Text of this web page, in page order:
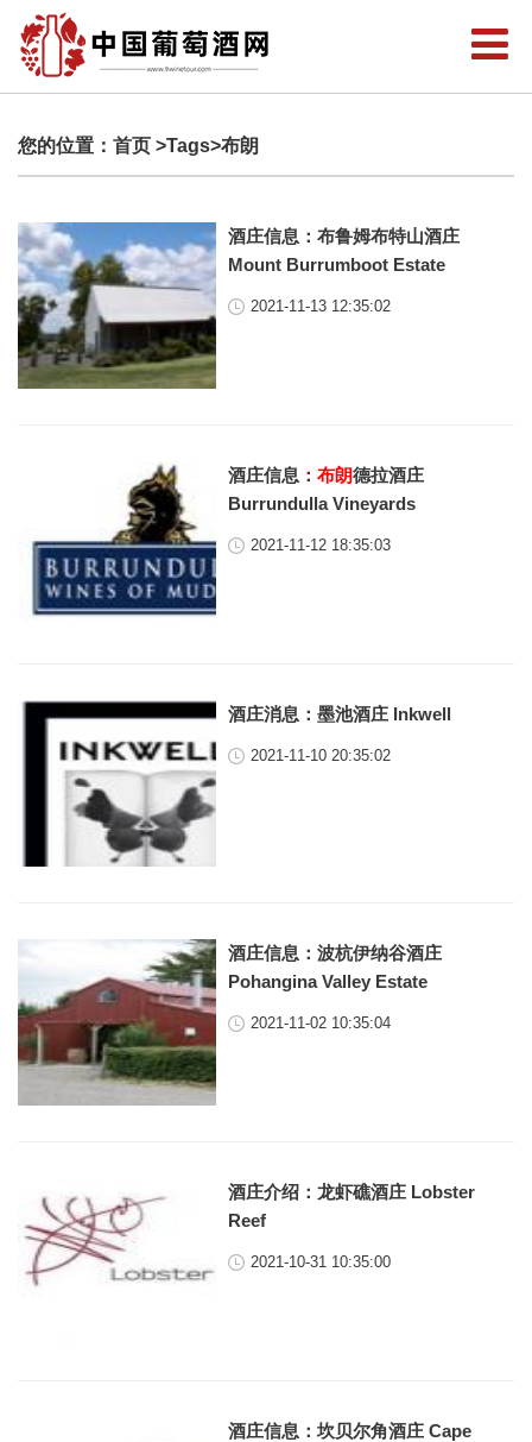
您的位置： 首页 >Tags>布朗
酒庄信息：布鲁姆布特山酒庄
Mount Burrumboot Estate
2021-11-13 12:35:02
酒庄信息：布朗德拉酒庄
Burrundulla Vineyards
2021-11-12 18:35:03
酒庄消息：墨池酒庄 Inkwell
2021-11-10 20:35:02
酒庄信息：波杭伊纳谷酒庄
Pohangina Valley Estate
2021-11-02 10:35:04
酒庄介绍：龙虾礁酒庄 Lobster
Reef
2021-10-31 10:35:00
酒庄信息：坎贝尔角酒庄 Cape